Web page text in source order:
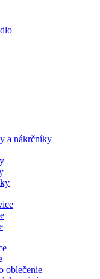
a nákrčníky
oblečenie